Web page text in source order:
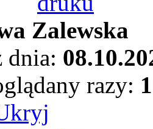
Zalewska
dnia:
razy: